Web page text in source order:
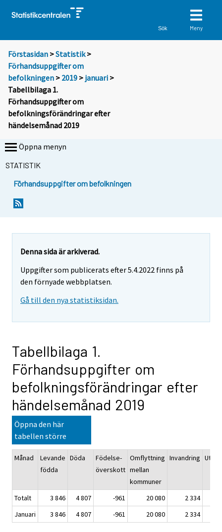
Sök Meny
Förstasidan >Statistik >
Förhandsuppgifter om
befolkningen > 2019 > januari >
Tabellbilaga 1.
Förhandsuppgifter om
befolkningsförändringar efter
händelsemånad 2019
Öppna menyn
STATISTIK
Förhandsuppgifter om befolkningen
Denna sida är arkiverad.
Uppgifter som publicerats efter 5.4.2022 finns på
den förnyade webbplatsen.
Gå till den nya statistiksidan.
Tabellbilaga 1.
Förhandsuppgifter om
befolkningsförändringar efter
händelsemånad 2019
Öppna den här
tabellen större
Månad
Levande
födda
Döda
Födelse-
överskott
Omflyttning
mellan
kommuner
Invandring
Totalt 3 846 4 807 -961 20 080 2 334
Januari
3 846 4 807 -961 20 080 2 334